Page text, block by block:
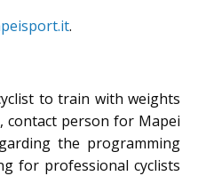
.
to train with weights
contact person for Mapei
the programming
for professional cyclists